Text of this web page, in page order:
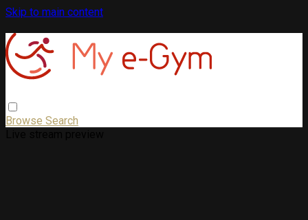
Skip to main content
Browse Search